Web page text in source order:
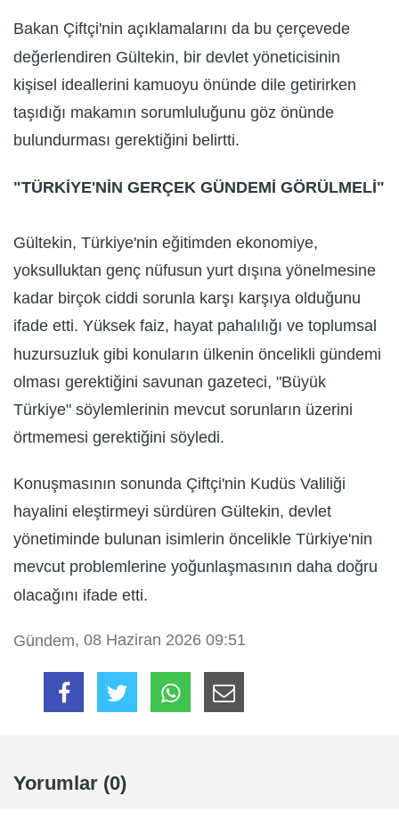
Bakan Çiftçi'nin açıklamalarını da bu çerçevede
değerlendiren Gültekin, bir devlet yöneticisinin
kişisel ideallerini kamuoyu önünde dile getirirken
taşıdığı makamın sorumluluğunu göz önünde
bulundurması gerektiğini belirtti.
"TÜRKİYE'NİN GERÇEK GÜNDEMİ GÖRÜLMELİ"
Gültekin, Türkiye'nin eğitimden ekonomiye,
yoksulluktan genç nüfusun yurt dışına yönelmesine
kadar birçok ciddi sorunla karşı karşıya olduğunu
ifade etti. Yüksek faiz, hayat pahalılığı ve toplumsal
huzursuzluk gibi konuların ülkenin öncelikli gündemi
olması gerektiğini savunan gazeteci, "Büyük
Türkiye" söylemlerinin mevcut sorunların üzerini
örtmemesi gerektiğini söyledi.
Konuşmasının sonunda Çiftçi'nin Kudüs Valiliği
hayalini eleştirmeyi sürdüren Gültekin, devlet
yönetiminde bulunan isimlerin öncelikle Türkiye'nin
mevcut problemlerine yoğunlaşmasının daha doğru
olacağını ifade etti.
Gündem, 08 Haziran 2026 09:51
Yorumlar (0)